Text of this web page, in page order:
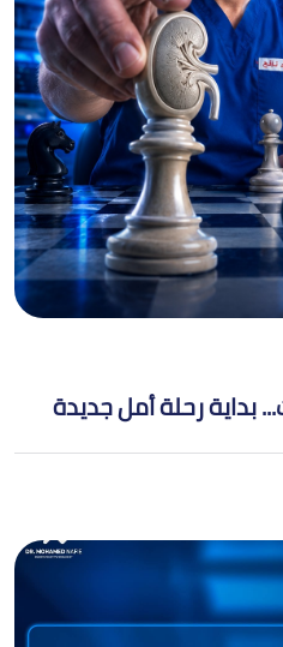
بداية رحلة أمل جديدة